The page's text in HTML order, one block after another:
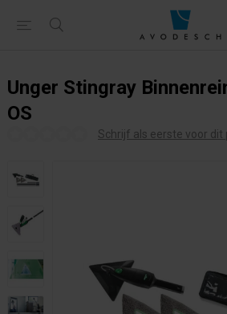
Unger Stingray
OS
Schrijf als eerste voor